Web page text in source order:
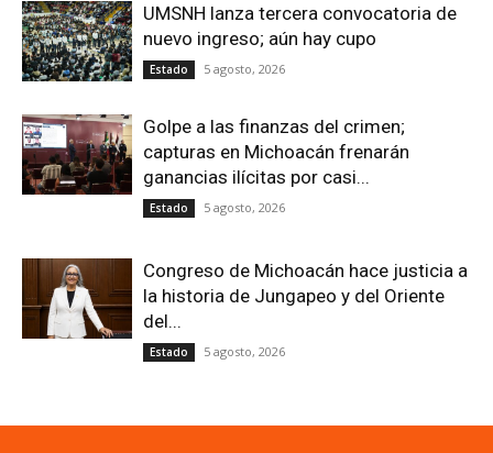
UMSNH lanza tercera convocatoria de
nuevo ingreso; aún hay cupo
Estado 5 agosto, 2026
Golpe a las finanzas del crimen;
capturas en Michoacán frenarán
ganancias ilícitas por casi...
Estado 5 agosto, 2026
Congreso de Michoacán hace justicia a
la historia de Jungapeo y del Oriente
del...
Estado 5 agosto, 2026